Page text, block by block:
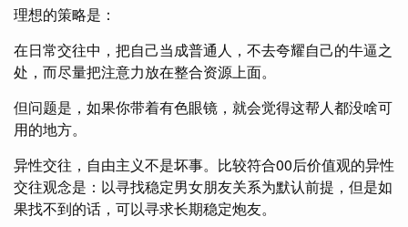
理想的策略是：
在日常交往中，把自己当成普通人，不去夸耀自己的牛逼之
处，而尽量把注意力放在整合资源上面。
但问题是，如果你带着有色眼镜，就会觉得这帮人都没啥可
用的地方。
异性交往，自由主义不是坏事。比较符合00后价值观的异性
交往观念是：以寻找稳定男女朋友关系为默认前提，但是如
果找不到的话，可以寻求长期稳定炮友。